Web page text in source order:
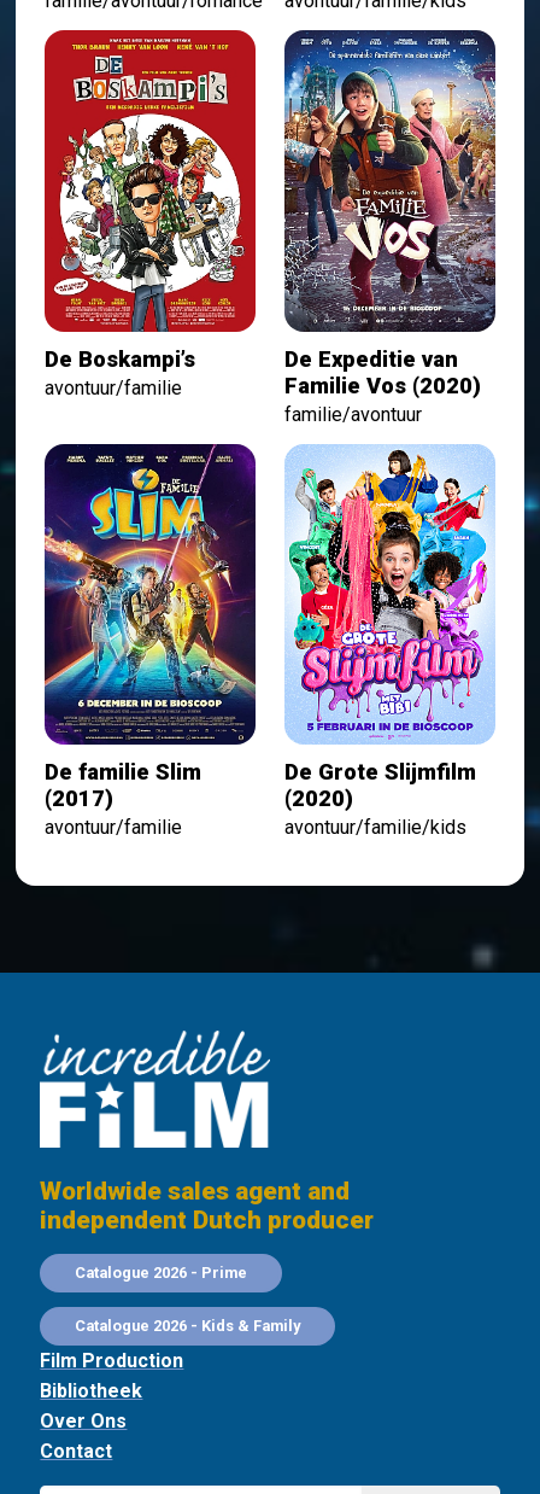
De Boskampi’s
avontuur/familie
De Expeditie van
Familie Vos (2020)
familie/avontuur
De familie Slim
(2017)
avontuur/familie
De Grote Slijmfilm
(2020)
avontuur/familie/kids
Worldwide sales agent and
independent Dutch producer
Catalogue 2026 - Prime
Catalogue 2026 - Kids & Family
Film Production
Bibliotheek
Over Ons
Contact